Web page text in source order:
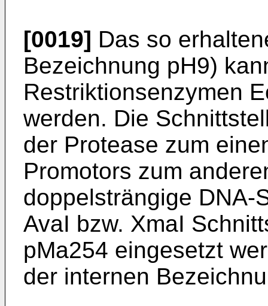
[0019] Das so
Bezeichnung pH9)
Restriktionsenzymen
werden. Die
der Protease zum
Promotors zum
doppelsträngige DNA-
AvaI bzw. XmaI
pMa254 eingesetzt
der in­ternen